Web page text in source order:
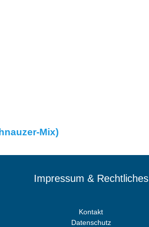
Mix)
Impressum & Rechtliches
Kontakt
Datenschutz